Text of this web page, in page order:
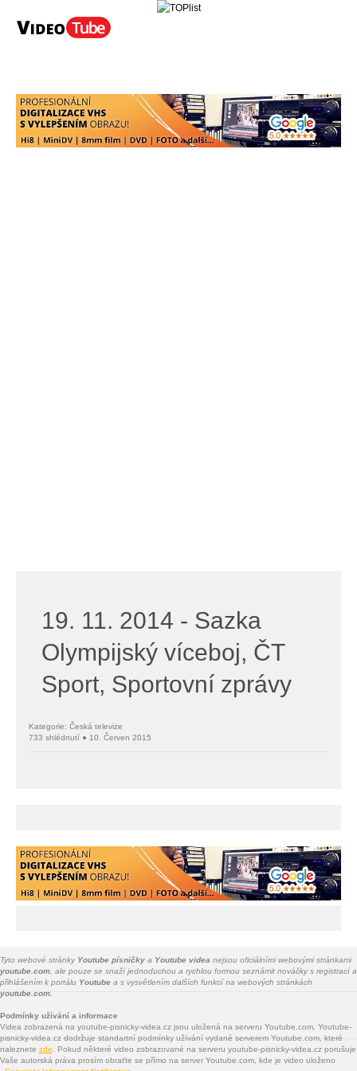
19. 11. 2014 - Sazka
Olympijský víceboj, ČT
Sport, Sportovní zprávy
Kategorie: Česká televize
733 shlédnutí ● 10. Červen 2015
Tyto webové stránky Youtube písničky a Youtube videa nejsou oficiálními webovými stránkami
youtube.com , ale pouze se snaží jednoduchou a rychlou formou seznámit nováčky s registrací a
přihlášením k portálu Youtube a s vysvětlením dalších funkcí na webových stránkách
youtube.com.
Podmínky užívání a informace
Videa zobrazená na youtube-pisnicky-videa.cz jsou uložená na serveru Youtube.com. Youtube-
pisnicky-videa.cz dodržuje standartní podmínky užívání vydané serverem Youtube.com, které
naleznete zde . Pokud některé video zobrazované na serveru youtube-pisnicky-videa.cz porušuje
Vaše autorská práva prosím obraťte se přímo na server Youtube.com, kde je video uloženo